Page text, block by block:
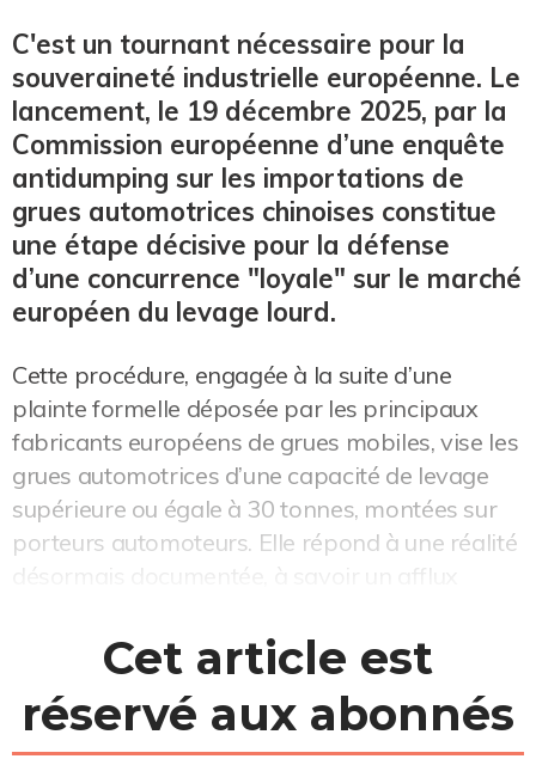
C'est un tournant nécessaire pour la
souveraineté industrielle européenne. Le
lancement, le 19 décembre 2025, par la
Commission européenne d’une enquête
antidumping sur les importations de
grues automotrices chinoises constitue
une étape décisive pour la défense
d’une concurrence "loyale" sur le marché
européen du levage lourd.
Cette procédure, engagée à la suite d’une
plainte formelle déposée par les principaux
fabricants européens de grues mobiles, vise les
grues automotrices d’une capacité de levage
supérieure ou égale à 30 tonnes, montées sur
porteurs automoteurs. Elle répond à une réalité
désormais documentée, à savoir un afflux
Cet article est
réservé aux abonnés